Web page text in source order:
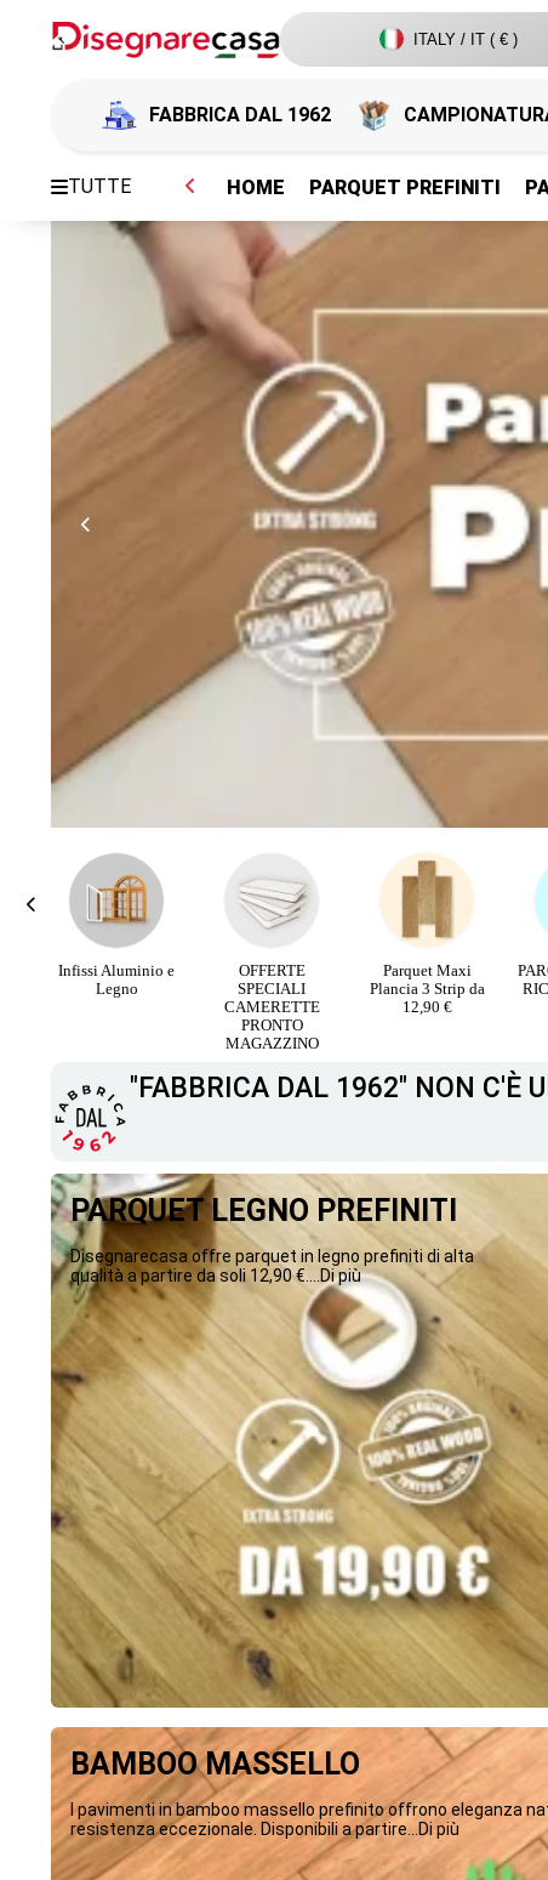
ITALY / IT ( € )
FABBRICA DAL 1962
TUTTE HOME PARQUET PREFINITI
Infissi Aluminio e
Legno
OFFERTE
SPECIALI
CAMERETTE
PRONTO
MAGAZZINO
Parquet Maxi
Plancia 3 Strip da
12,90 €
"FABBRICA DAL 1962" NON C'È
PARQUET LEGNO PREFINITI
Disegnarecasa offre parquet in legno prefiniti di alta
qualità a partire da soli 12,90 €....Di più
BAMBOO MASSELLO
I pavimenti in bamboo massello prefinito offrono eleganza
resistenza eccezionale. Disponibili a partire...Di più